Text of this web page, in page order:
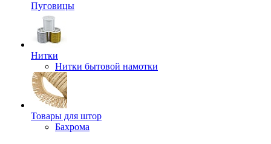
Пуговицы
Нитки
Нитки бытовой намотки
Товары для штор
Бахрома